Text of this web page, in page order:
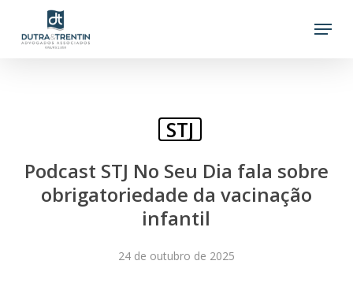
Menu
STJ
Podcast STJ No Seu Dia fala sobre
obrigatoriedade da vacinação
infantil
24 de outubro de 2025